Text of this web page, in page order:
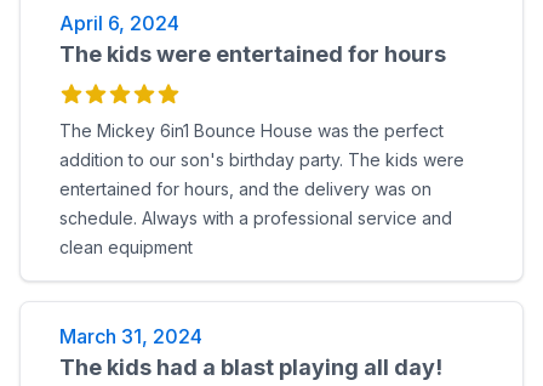
April 6, 2024
The kids were entertained for hours
The Mickey 6in1 Bounce House was the perfect
addition to our son's birthday party. The kids were
entertained for hours, and the delivery was on
schedule. Always with a professional service and
clean equipment
March 31, 2024
The kids had a blast playing all day!